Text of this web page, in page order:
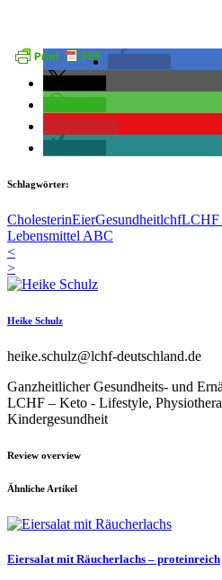
Schlagwörter:
CholesterinEierGesundheitlchfLCHF
Lebensmittel ABC
<
>
Heike Schulz
heike.schulz@lchf-deutschland.de
Ganzheitlicher Gesundheits- und
LCHF – Keto - Lifestyle,
Kindergesundheit
Review overview
Ähnliche Artikel
Eiersalat mit Räucherlachs – proteinreich